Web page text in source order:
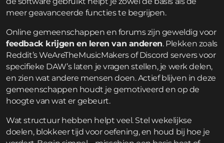
meer geavanceerde functies te begrijpen.
Online gemeenschappen en forums zijn geweldig voor
feedback krijgen en leren van anderen. Plekken zoals
Reddit’s WeAreTheMusicMakers of Discord servers voor
specifieke DAW’s laten je vragen stellen, je werk delen,
en zien wat andere mensen doen. Actief blijven in deze
gemeenschappen houdt je gemotiveerd en op de
hoogte van wat er gebeurt.
Wat structuur hebben helpt veel. Stel wekelijkse
doelen, blokkeer tijd voor oefening, en houd bij hoe je